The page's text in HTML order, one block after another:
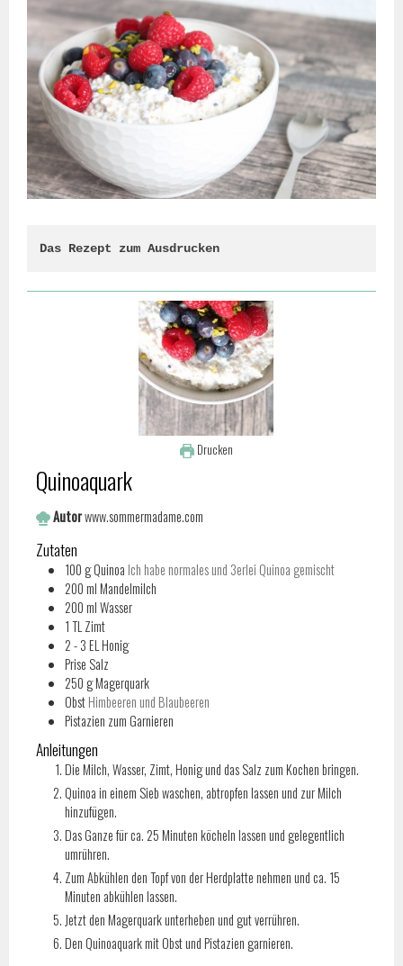
Das Rezept zum Ausdrucken
Drucken
Quinoaquark
Autorwww.sommermadame.com
Zutaten
100 gQuinoa Ich habe normales und 3erlei Quinoa gemischt
200 ml Mandelmilch
200 ml Wasser
1 TL Zimt
2 - 3 EL Honig
Prise Salz
250 gMagerquark
ObstHimbeeren und Blaubeeren
Pistazien zum Garnieren
Anleitungen
Die Milch, Wasser, Zimt, Honig und das Salz zum Kochen bringen.
Quinoa in einem Sieb waschen, abtropfen lassen und zur Milch
hinzufügen.
Das Ganze für ca. 25 Minuten köcheln lassen und gelegentlich
umrühren.
Zum Abkühlen den Topf von der Herdplatte nehmen und ca. 15
Minuten abkühlen lassen.
Jetzt den Magerquark unterheben und gut verrühren.
Den Quinoaquark mit Obst und Pistazien garnieren.